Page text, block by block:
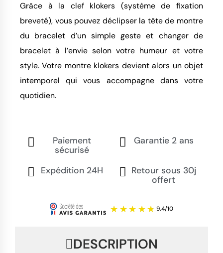
Grâce à la clef klokers (système de fixation
breveté), vous pouvez déclipser la tête de montre
du bracelet d’un simple geste et changer de
bracelet à l’envie selon votre humeur et votre
style. Votre montre klokers devient alors un objet
intemporel qui vous accompagne dans votre
quotidien.
Paiement
sécurisé
Garantie 2 ans
Expédition 24H
Retour sous 30j
offert
DESCRIPTION